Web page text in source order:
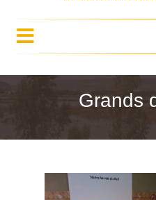
Grands